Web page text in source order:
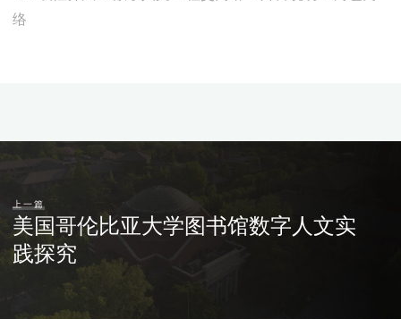
络
上一篇
美国哥伦比亚大学图书馆数字人文实
践探究